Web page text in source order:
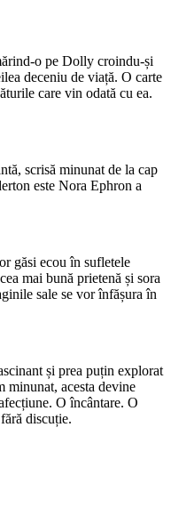
o pe Dolly croindu-și
deceniu de viață. O carte
care vin odată cu ea.
scrisă minunat de la cap
este Nora Ephron a
găsi ecou în sufletele
mai bună prietenă și sora
sale se vor înfășura în
și prea puțin explorat
minunat, acesta devine
O încântare. O
discuție.